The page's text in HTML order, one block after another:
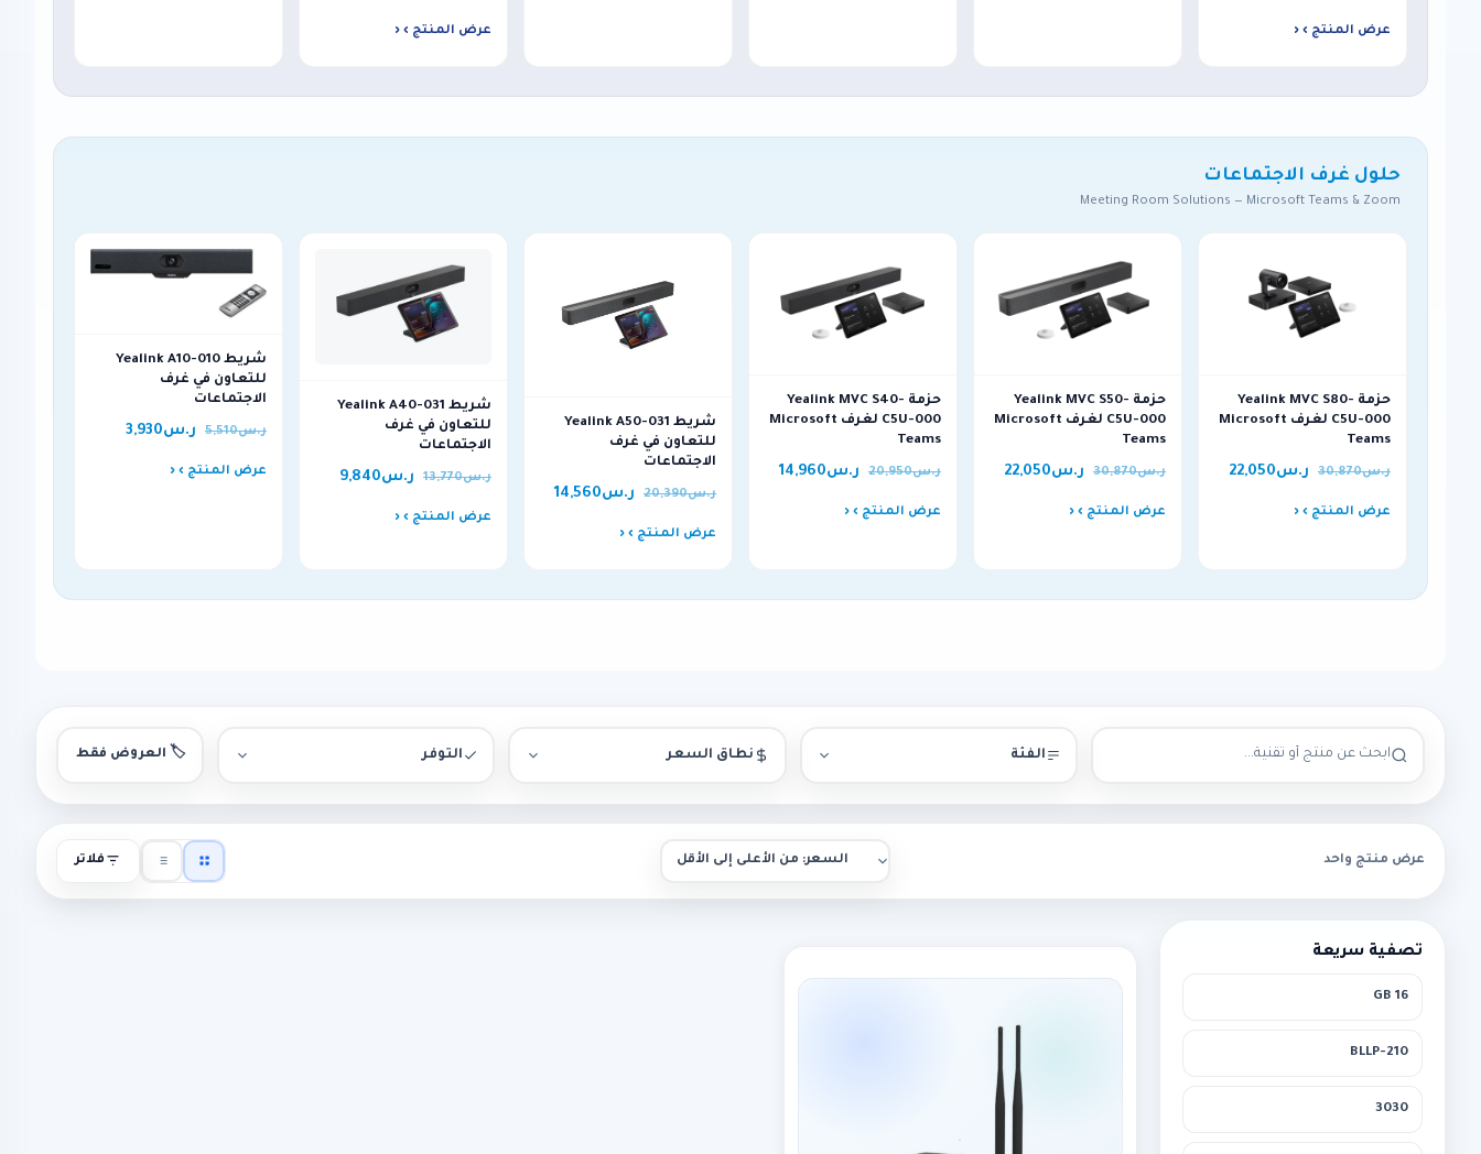
عرض المنتج › عرض المنتج ›
حلول غرف الاجتماعات
Meeting Room Solutions — Microsoft Teams & Zoom
حزمة Yealink MVC S80-
C5U-000 لغرف Microsoft
Teams
ر.س30,870 ر.س22,050
عرض المنتج ›
حزمة Yealink MVC S50-
C5U-000 لغرف Microsoft
Teams
ر.س30,870 ر.س22,050
عرض المنتج ›
حزمة Yealink MVC S40-
C5U-000 لغرف Microsoft
Teams
ر.س20,950 ر.س14,960
عرض المنتج ›
شريط Yealink A50-031
للتعاون في غرف
الاجتماعات
ر.س20,390 ر.س14,560
عرض المنتج ›
شريط Yealink A40-031
للتعاون في غرف
الاجتماعات
ر.س13,770 ر.س9,840
عرض المنتج ›
شريط Yealink A10-010
للتعاون في غرف
الاجتماعات
ر.س5,510 ر.س3,930
عرض المنتج ›
الفئة نطاق السعر التوفر 🏷️ العروض فقط
عرض منتج واحد فلاتر
تصفية سريعة
16 GB
210-BLLP
3030